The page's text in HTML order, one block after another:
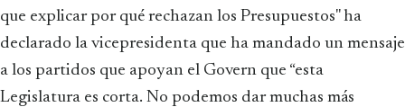
que explicar por qué rechazan los Presupuestos" ha
declarado la vicepresidenta que ha mandado un mensaje
a los partidos que apoyan el Govern que “esta
Legislatura es corta. No podemos dar muchas más